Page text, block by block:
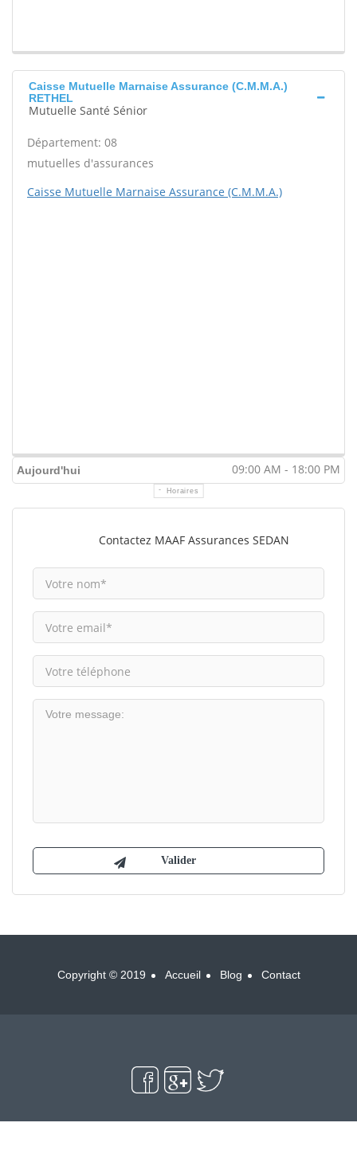
Caisse Mutuelle Marnaise Assurance (C.M.M.A.)
RETHEL
Mutuelle Santé Sénior
Département: 08
mutuelles d'assurances
Caisse Mutuelle Marnaise Assurance (C.M.M.A.)
Aujourd'hui 09:00 AM - 18:00 PM
Horaires
Contactez MAAF Assurances SEDAN
Copyright © 2019 Accueil Blog Contact